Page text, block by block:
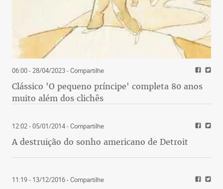
06:00 - 28/04/2023- Compartilhe
Clássico 'O pequeno príncipe' completa 80 anos
muito além dos clichês
12:02 - 05/01/2014- Compartilhe
A destruição do sonho americano de Detroit
11:19 - 13/12/2016- Compartilhe